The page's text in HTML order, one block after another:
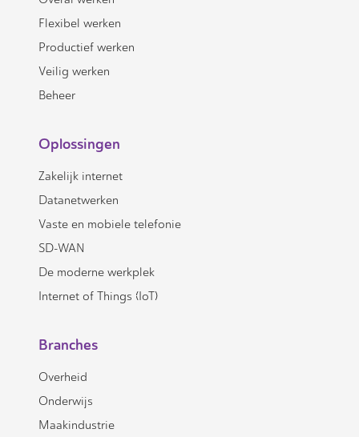
Flexibel werken
Productief werken
Veilig werken
Beheer
Oplossingen
Zakelijk internet
Datanetwerken
Vaste en mobiele telefonie
SD-WAN
De moderne werkplek
Internet of Things (IoT)
Branches
Overheid
Onderwijs
Maakindustrie